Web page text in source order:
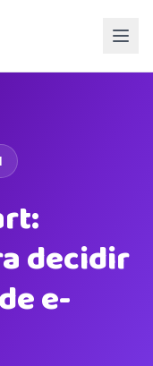
decidir
e-